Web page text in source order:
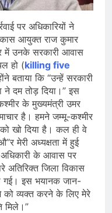
पर अधिकारियों ने
आयुक्त राज कुमार
में उनके सरकारी आवास
हो (killing five
बताया कि “उन्हें सरकारी
दम तोड़ दिया।” इस
के मुख्यमंत्री उमर
है। हमने जम्मू-कश्मीर
खो दिया है। कल ही वे
मेरी अध्यक्षता में हुई
के आवास पर
अतिरिक्त जिला विकास
गई। इस भयानक जान-
व्यक्त करने के लिए मेरे
मिले।”